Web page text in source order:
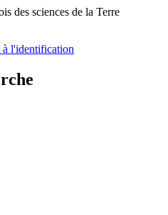
des sciences de la Terre
l'identification